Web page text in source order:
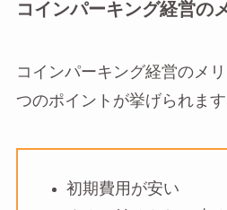
コインパーキング経営の
コインパーキング経営のメ
つのポイントが挙げられます
初期費用が安い